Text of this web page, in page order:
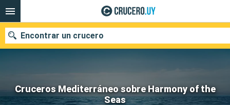
Cruceros Mediterráneo sobre Harmony of the
Seas
Encontrar un crucero
Nuestros destinos